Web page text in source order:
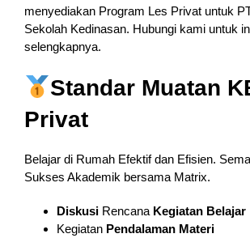
menyediakan Program Les Privat untuk
Sekolah Kedinasan. Hubungi kami untuk
selengkapnya.
Standar Muatan
Privat
Belajar di Rumah Efektif dan Efisien.
Sukses Akademik bersama Matrix.
Diskusi Rencana Kegiatan Belajar
Kegiatan Pendalaman Materi